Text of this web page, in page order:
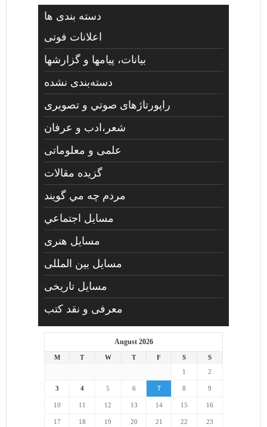
دسته بندی ها
اعلانات فوتی
بیانات، پیامها و گزارشها
دسته‌بندی نشده
راپورتاژهای صوتي و تصويری
شعر،ادب و عرفان
علمی و معلوماتی
گزیده مقالات
مردم چه مي گويند
مسايل اجتماعي
مسايل هنری
مسایل بین المللی
مسایل تاریخی
معرفی و نقد کتب
August 2026
M T W T F S
S
1
2
3 4 5 6 7 8 9
10 11 12 13 14 15 16
17 18 19 20 21 22 23